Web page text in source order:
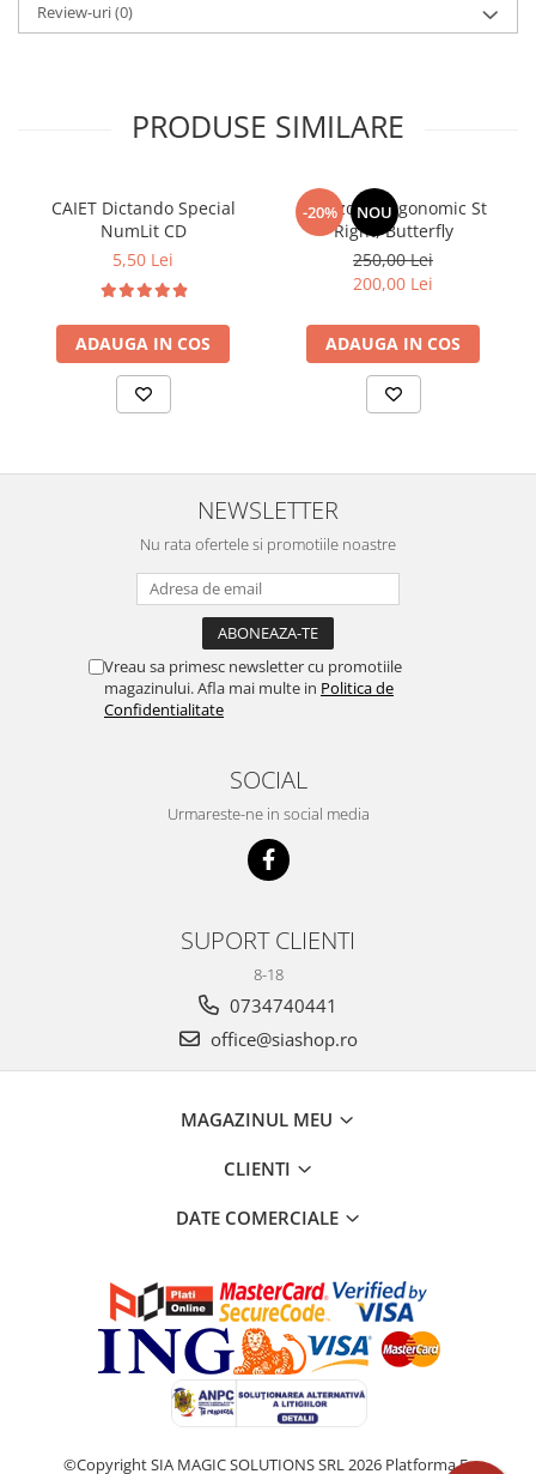
Review-uri(0)
PRODUSE SIMILARE
CAIET Dictando Special
NumLit CD
5,50 Lei
ADAUGA IN COS
-20% NOU
Ghiozdan ergonomic St
Right, Butterfly
250,00 Lei
200,00 Lei
ADAUGA IN COS
NEWSLETTER
Nu rata ofertele si promotiile noastre
Vreau sa primesc newsletter cu promotiile
magazinului. Afla mai multe in Politica de
Confidentialitate
SOCIAL
Urmareste-ne in social media
SUPORT CLIENTI
8-18
0734740441
office@siashop.ro
MAGAZINUL MEU
CLIENTI
DATE COMERCIALE
©Copyright SIA MAGIC SOLUTIONS SRL 2026 Platforma E-